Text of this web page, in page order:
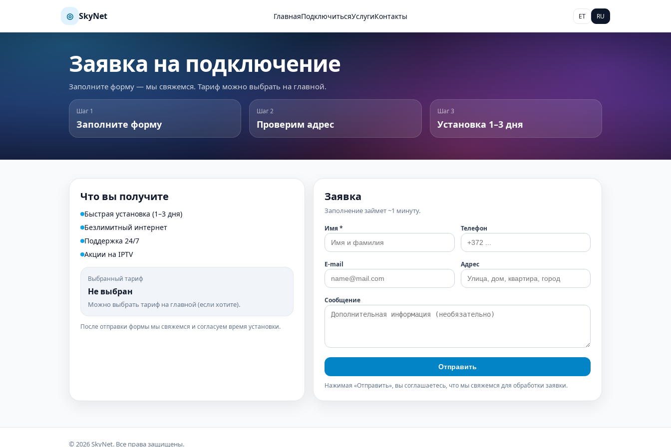
◎ SkyNet ГлавнаяПодключитьсяУслугиКонтакты ET RU
Заявка на подключение
Заполните форму — мы свяжемся. Тариф можно выбрать на главной.
Шаг 1
Заполните форму
Шаг 2
Проверим адрес
Шаг 3
Установка 1–3 дня
Что вы получите
Быстрая установка (1–3 дня)
Безлимитный интернет
Поддержка 24/7
Акции на IPTV
Выбранный тариф
Не выбран
Можно выбрать тариф на главной (если хотите).
После отправки формы мы свяжемся и согласуем время установки.
Заявка
Заполнение займет ~1 минуту.
Имя * Телефон
E-mail Адрес
Сообщение
Отправить
Нажимая «Отправить», вы соглашаетесь, что мы свяжемся для обработки заявки.
© 2026 SkyNet. Все права защищены.